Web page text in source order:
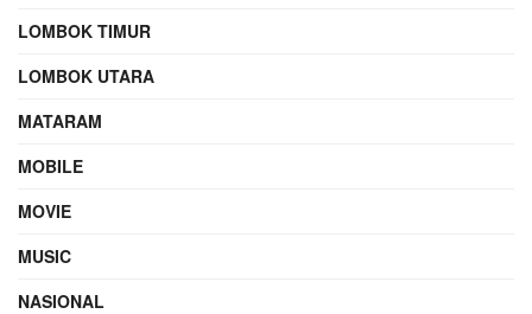
LOMBOK TIMUR
LOMBOK UTARA
MATARAM
MOBILE
MOVIE
MUSIC
NASIONAL